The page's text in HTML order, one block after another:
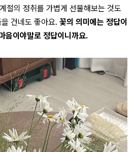
절의 정취를 가볍게 선물해보는 것도
건네도 좋아요. 꽃의 의미에는 정답이
음이야말로 정답이니까요.